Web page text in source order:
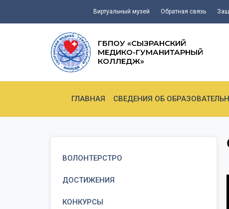
Виртуальный музей Обратная связь
ГБПОУ «СЫЗРАНСКИЙ
МЕДИКО-ГУМАНИТАРНЫЙ
КОЛЛЕДЖ»
ГЛАВНАЯ СВЕДЕНИЯ ОБ
ВОЛОНТЕРСТРО
ДОСТИЖЕНИЯ
КОНКУРСЫ